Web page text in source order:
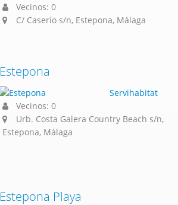
Vecinos: 0
C/ Caserío s/n, Estepona, Málaga
Estepona
Servihabitat
Vecinos: 0
Urb. Costa Galera Country Beach s/n,
Estepona, Málaga
Estepona Playa